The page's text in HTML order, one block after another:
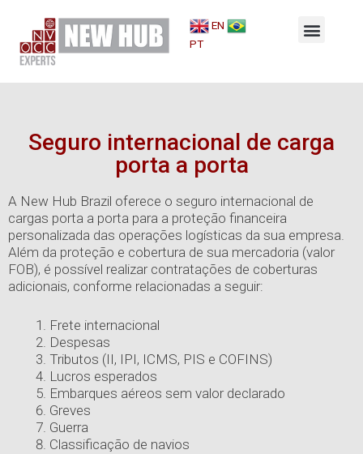
conteúdo
EN
PT
Menu
Seguro internacional de carga
porta a porta
A New Hub Brazil oferece o seguro internacional de
cargas porta a porta para a proteção financeira
personalizada das operações logísticas da sua empresa.
Além da proteção e cobertura de sua mercadoria (valor
FOB), é possível realizar contratações de coberturas
adicionais, conforme relacionadas a seguir:
Frete internacional
Despesas
Tributos (II, IPI, ICMS, PIS e COFINS)
Lucros esperados
Embarques aéreos sem valor declarado
Greves
Guerra
Classificação de navios